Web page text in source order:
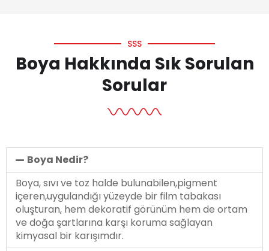
SSS
Boya Hakkında Sık Sorulan
Sorular
Boya Nedir?
Boya, sıvı ve toz halde bulunabilen,pigment
içeren,uygulandığı yüzeyde bir film tabakası
oluşturan, hem dekoratif görünüm hem de ortam
ve doğa şartlarına karşı koruma sağlayan
kimyasal bir karışımdır.